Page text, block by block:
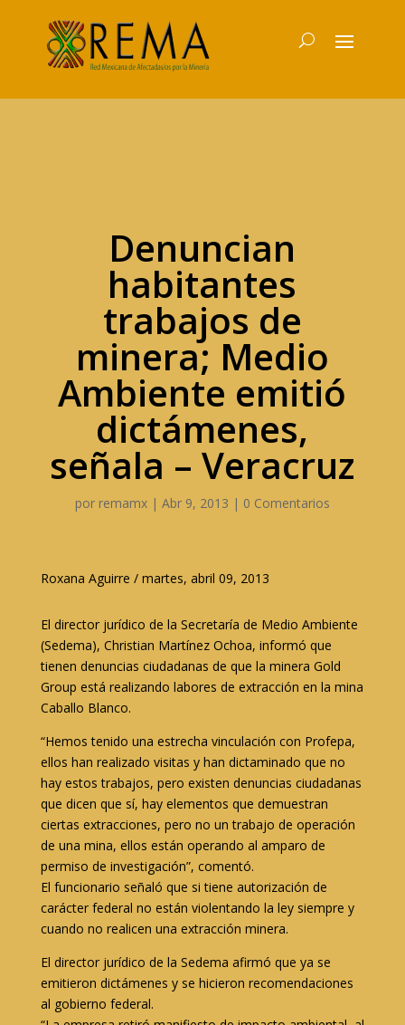
Denuncian
habitantes
trabajos de
minera; Medio
Ambiente emitió
dictámenes,
señala – Veracruz
por remamx| Abr 9, 2013 | 0 Comentarios
Roxana Aguirre / martes, abril 09, 2013
El director jurídico de la Secretaría de Medio Ambiente
(Sedema), Christian Martínez Ochoa, informó que
tienen denuncias ciudadanas de que la minera Gold
Group está realizando labores de extracción en la mina
Caballo Blanco.
“Hemos tenido una estrecha vinculación con Profepa,
ellos han realizado visitas y han dictaminado que no
hay estos trabajos, pero existen denuncias ciudadanas
que dicen que sí, hay elementos que demuestran
ciertas extracciones, pero no un trabajo de operación
de una mina, ellos están operando al amparo de
permiso de investigación”, comentó.
El funcionario señaló que si tiene autorización de
carácter federal no están violentando la ley siempre y
cuando no realicen una extracción minera.
El director jurídico de la Sedema afirmó que ya se
emitieron dictámenes y se hicieron recomendaciones
al gobierno federal.